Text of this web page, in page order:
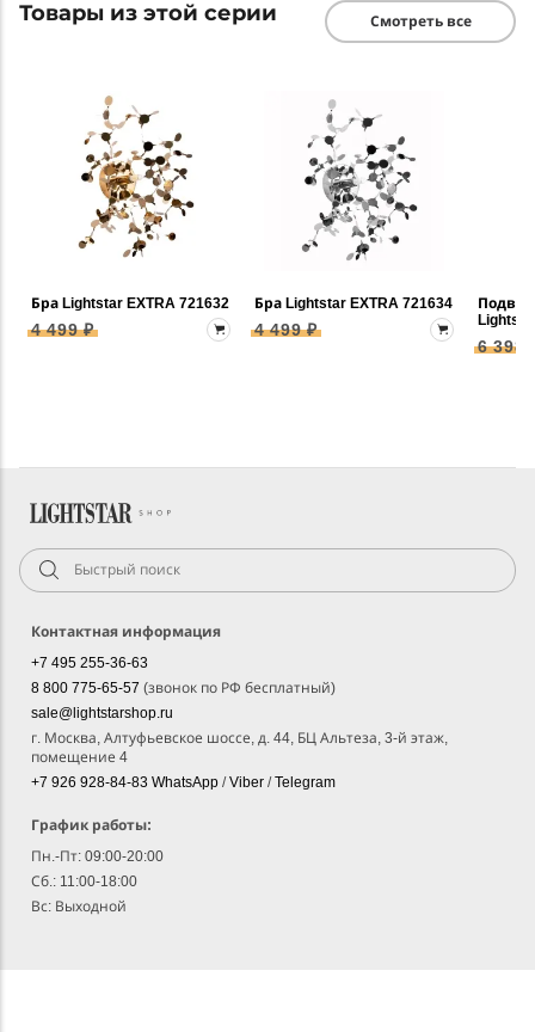
Товары из этой серии Смотреть все
Бра Lightstar EXTRA 721632
4 499 ₽
Бра Lightstar EXTRA 721634
4 499 ₽
6 398
Контактная информация
+7 495 255-36-63
8 800 775-65-57 (звонок по РФ бесплатный)
sale@lightstarshop.ru
г. Москва, Алтуфьевское шоссе, д. 44, БЦ Альтеза, 3-й этаж,
помещение 4
+7 926 928-84-83 WhatsApp /Viber /Telegram
График работы:
Пн.-Пт: 09:00-20:00
Сб.: 11:00-18:00
Вс: Выходной